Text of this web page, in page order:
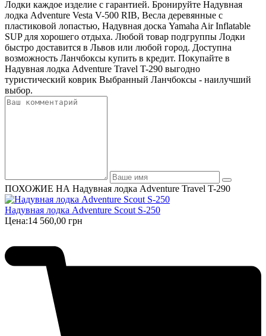
Лодки каждое изделие с гарантией. Бронируйте Надувная
лодка Adventure Vesta V-500 RIB, Весла деревянные с
пластиковой лопастью, Надувная доска Yamaha Air Inflatable
SUP для хорошего отдыха. Любой товар подгруппы Лодки
быстро доставится в Львов или любой город. Доступна
возможность Ланчбоксы купить в кредит. Покупайте в
Надувная лодка Adventure Travel T-290 выгодно
туристический коврик Выбранный Ланчбоксы - наилучший
выбор.
ПОХОЖИЕ НА Надувная лодка Adventure Travel T-290
Надувная лодка Adventure Scout S-250
Цена:14 560,00 грн